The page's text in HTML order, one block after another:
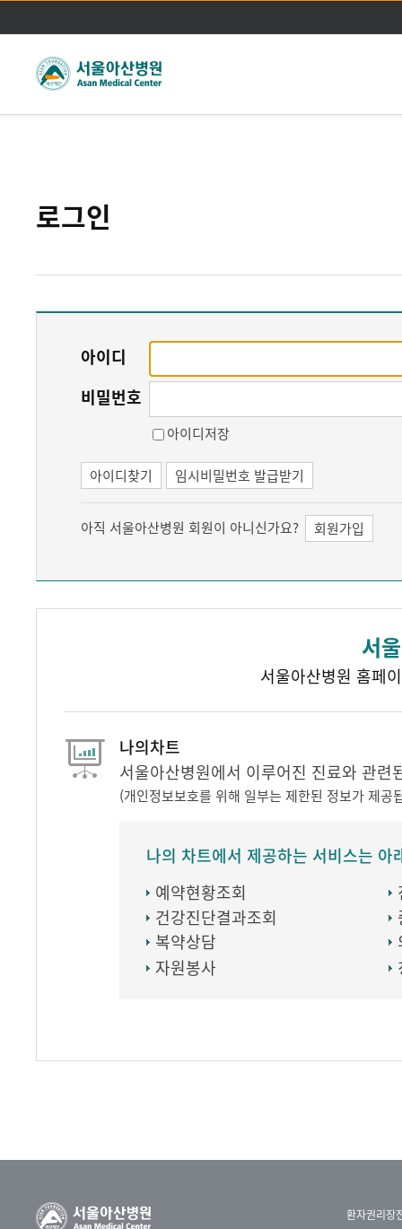
주메뉴바로가기
본문바로가기
로그인
아이디
비밀번호
아이디저장
아이디찾기 임시비밀번호 발급받기
아직 서울아산병원 회원이 아니신가요? 회원가입
서
서울아산병원 홈페
나의차트
서울아산병원에서 이루어진 진료와 관
(개인정보보호를 위해 일부는 제한된 정보가 제공
나의 차트에서 제공하는 서비스는 아
예약현황조회
건강진단결과조회
복약상담
자원봉사
환자권리장